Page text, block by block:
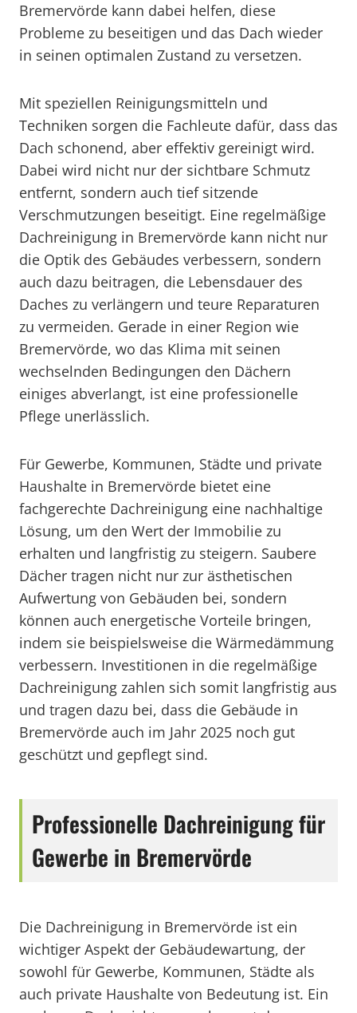
Bremervörde kann dabei helfen, diese
Probleme zu beseitigen und das Dach wieder
in seinen optimalen Zustand zu versetzen.
Mit speziellen Reinigungsmitteln und
Techniken sorgen die Fachleute dafür, dass das
Dach schonend, aber effektiv gereinigt wird.
Dabei wird nicht nur der sichtbare Schmutz
entfernt, sondern auch tief sitzende
Verschmutzungen beseitigt. Eine regelmäßige
Dachreinigung in Bremervörde kann nicht nur
die Optik des Gebäudes verbessern, sondern
auch dazu beitragen, die Lebensdauer des
Daches zu verlängern und teure Reparaturen
zu vermeiden. Gerade in einer Region wie
Bremervörde, wo das Klima mit seinen
wechselnden Bedingungen den Dächern
einiges abverlangt, ist eine professionelle
Pflege unerlässlich.
Für Gewerbe, Kommunen, Städte und private
Haushalte in Bremervörde bietet eine
fachgerechte Dachreinigung eine nachhaltige
Lösung, um den Wert der Immobilie zu
erhalten und langfristig zu steigern. Saubere
Dächer tragen nicht nur zur ästhetischen
Aufwertung von Gebäuden bei, sondern
können auch energetische Vorteile bringen,
indem sie beispielsweise die Wärmedämmung
verbessern. Investitionen in die regelmäßige
Dachreinigung zahlen sich somit langfristig aus
und tragen dazu bei, dass die Gebäude in
Bremervörde auch im Jahr 2025 noch gut
geschützt und gepflegt sind.
Professionelle Dachreinigung für
Gewerbe in Bremervörde
Die Dachreinigung in Bremervörde ist ein
wichtiger Aspekt der Gebäudewartung, der
sowohl für Gewerbe, Kommunen, Städte als
auch private Haushalte von Bedeutung ist. Ein